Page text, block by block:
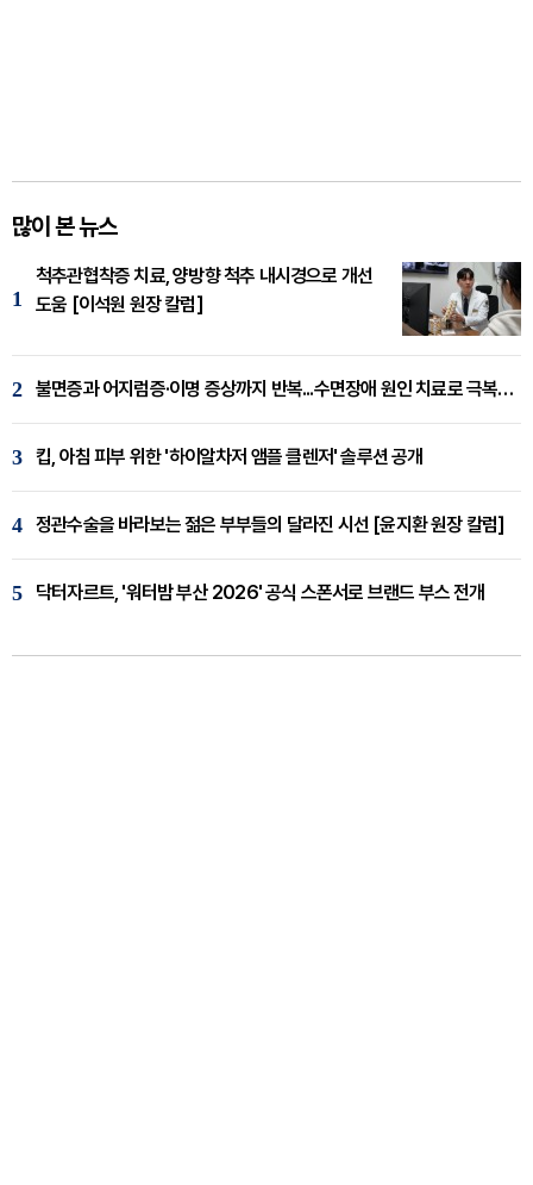
많이 본 뉴스
1
척추관협착증 치료, 양방향 척추 내시경으로 개선
도움 [이석원 원장 칼럼]
2 불면증과 어지럼증·이명 증상까지 반복...수면장애 원인 치료로 극복해야
3 킵, 아침 피부 위한 '하이알차저 앰플 클렌저' 솔루션 공개
4 정관수술을 바라보는 젊은 부부들의 달라진 시선 [윤지환 원장 칼럼]
5 닥터자르트, '워터밤 부산 2026' 공식 스폰서로 브랜드 부스 전개